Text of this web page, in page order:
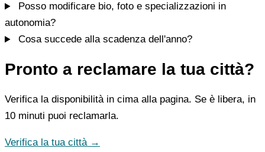
Posso modificare bio, foto e specializzazioni in
autonomia?
Cosa succede alla scadenza dell'anno?
Pronto a reclamare la tua città?
Verifica la disponibilità in cima alla pagina. Se è libera, in
10 minuti puoi reclamarla.
Verifica la tua città →